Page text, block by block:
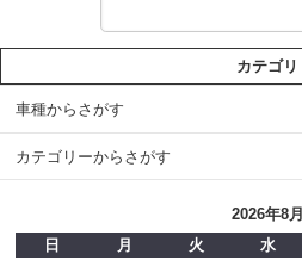
カテゴリ
車種からさがす
カテゴリーからさがす
2026年8月
日
月 火 水